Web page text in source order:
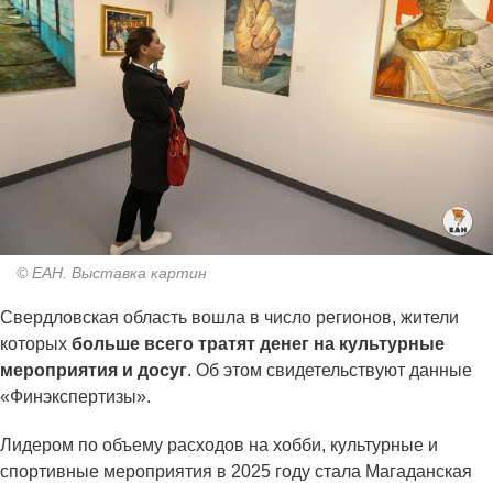
© ЕАН. Выставка картин
Свердловская область вошла в число регионов, жители
которых больше всего тратят денег на культурные
мероприятия и досуг. Об этом свидетельствуют данные
«Финэкспертизы».
Лидером по объему расходов на хобби, культурные и
спортивные мероприятия в 2025 году стала Магаданская